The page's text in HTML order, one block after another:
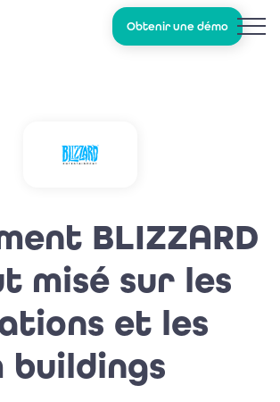
Obtenir une démo
BLIZZARD
misé sur les
et les
buildings